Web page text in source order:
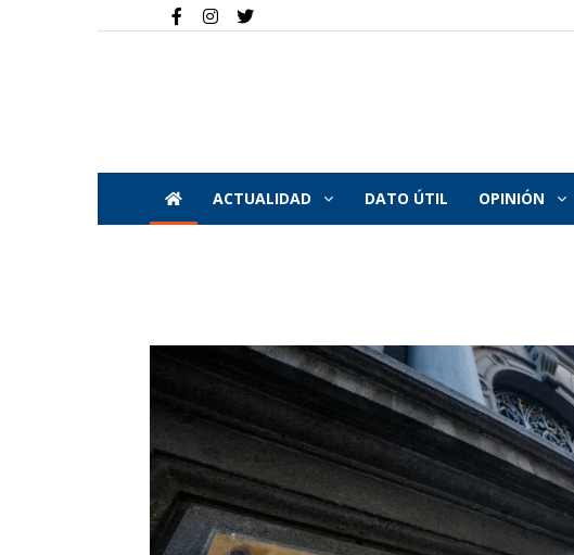
ACTUALIDAD DATO ÚTIL OPINIÓN